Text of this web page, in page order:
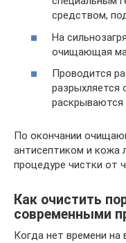
средством,
На
очищающая
Проводится
разрыхляется
раскрываются
По окончании
антисептиком и кожа
процедуре чистки от
Как очистить
современными
Когда нет времени на